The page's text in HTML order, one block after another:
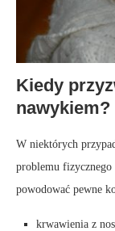
Kiedy
nawykiem?
W niektórych
problemu fizycznego
powodować pewne
krwawienia z